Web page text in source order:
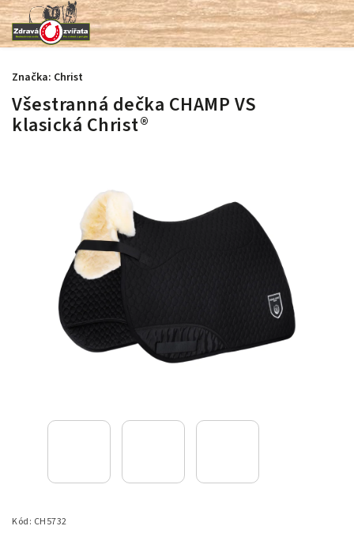
Všestranná dečka CHAMP VS
klasická Christ®
Kód: CH5732
Značka: Christ